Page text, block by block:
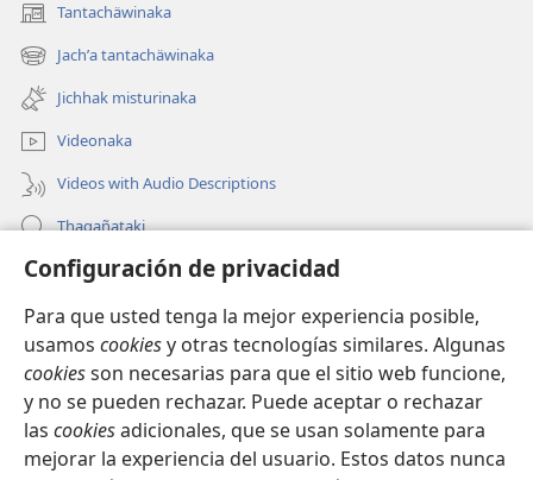
Configuración de privacidad
Para que usted tenga la mejor experiencia posible,
usamos cookiesy otras tecnologías similares. Algunas
cookiesson necesarias para que el sitio web funcione,
y no se pueden rechazar. Puede aceptar o rechazar
las cookiesadicionales, que se usan solamente para
mejorar la experiencia del usuario. Estos datos nunca
Tantachäwinaka
(opens
new
window)
Jachʼa tantachäwinaka
(opens
new
window)
Jichhak misturinaka
Videonaka
Videos with Audio Descriptions
Thaqañataki
Oraqpachat yatiyäwinaka
Donacionanaka
(opens
window)INTERNETANKIR BIBLIOTECA
(opens
new
window)JW Hub ®
(opens